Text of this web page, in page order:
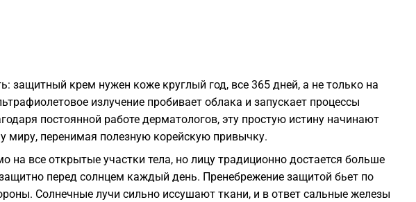
защитный крем нужен коже круглый год, все 365 дней, а не только на
излучение пробивает облака и запускает процессы
постоянной работе дерматологов, эту простую истину начинают
миру, перенимая полезную корейскую привычку.
на все открытые участки тела, но лицу традиционно достается больше
перед солнцем каждый день. Пренебрежение защитой бьет по
Солнечные лучи сильно иссушают ткани, и в ответ сальные железы